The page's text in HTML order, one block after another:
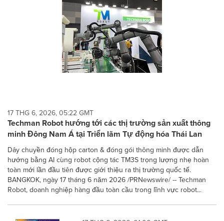
17 THG 6, 2026, 05:22 GMT
Techman Robot hướng tới các thị trường sản xuất thông
minh Đông Nam Á tại Triển lãm Tự động hóa Thái Lan
Dây chuyền đóng hộp carton & đóng gói thông minh được dẫn
hướng bằng AI cùng robot cộng tác TM3S trọng lượng nhẹ hoàn
toàn mới lần đầu tiên được giới thiệu ra thị trường quốc tế.
BANGKOK, ngày 17 tháng 6 năm 2026 /PRNewswire/ -- Techman
Robot, doanh nghiệp hàng đầu toàn cầu trong lĩnh vực robot...